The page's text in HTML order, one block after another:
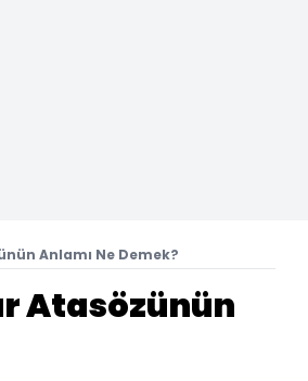
Anlamı Ne Demek?
Atasözünün